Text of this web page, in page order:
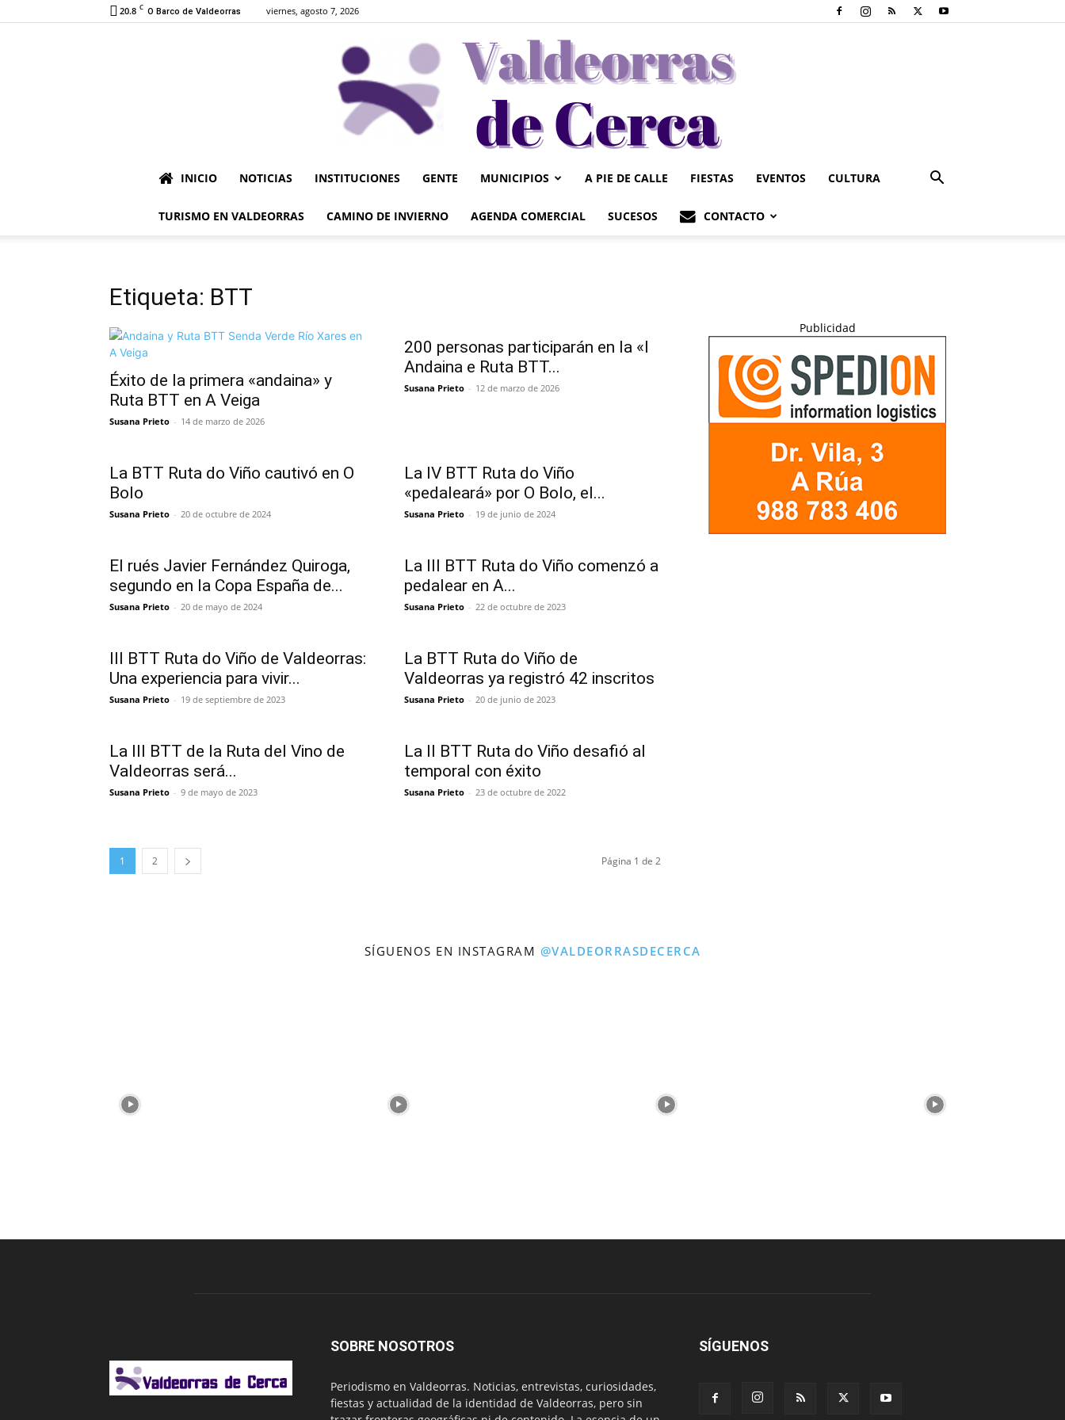
20.8 C O Barco de Valdeorras viernes, agosto 7, 2026
Valdeorrasdecerca
INICIO NOTICIAS INSTITUCIONES GENTE MUNICIPIOS A PIE DE CALLE FIESTAS EVENTOS CULTURA
TURISMO EN VALDEORRAS CAMINO DE INVIERNO AGENDA COMERCIAL SUCESOS CONTACTO
Etiqueta: BTT
Éxito de la primera «andaina» y
Ruta BTT en A Veiga
Susana Prieto - 14 de marzo de 2026
200 personas participarán en la «I
Andaina e Ruta BTT...
Susana Prieto - 12 de marzo de 2026
La BTT Ruta do Viño cautivó en O
Bolo
Susana Prieto - 20 de octubre de 2024
La IV BTT Ruta do Viño
«pedaleará» por O Bolo, el...
Susana Prieto - 19 de junio de 2024
El rués Javier Fernández Quiroga,
segundo en la Copa España de...
Susana Prieto - 20 de mayo de 2024
La III BTT Ruta do Viño comenzó a
pedalear en A...
Susana Prieto - 22 de octubre de 2023
III BTT Ruta do Viño de Valdeorras:
Una experiencia para vivir...
Susana Prieto - 19 de septiembre de 2023
La BTT Ruta do Viño de
Valdeorras ya registró 42 inscritos
Susana Prieto - 20 de junio de 2023
La III BTT de la Ruta del Vino de
Valdeorras será...
Susana Prieto - 9 de mayo de 2023
La II BTT Ruta do Viño desafió al
temporal con éxito
Susana Prieto - 23 de octubre de 2022
1 2 Página 1 de 2
Publicidad
SÍGUENOS EN INSTAGRAM @VALDEORRASDECERCA
SOBRE NOSOTROS
Periodismo en Valdeorras. Noticias, entrevistas, curiosidades,
fiestas y actualidad de la identidad de Valdeorras, pero sin
SÍGUENOS